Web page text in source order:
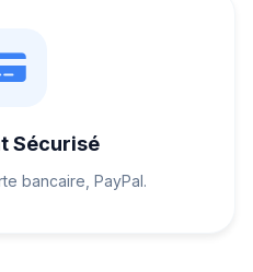
Sécurisé
bancaire, PayPal.